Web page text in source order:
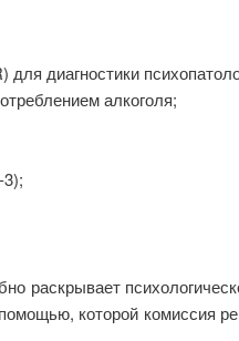
диагностики
алкоголя;
раскрывает
которой комиссия